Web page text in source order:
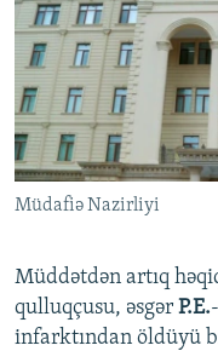
Müdafiə Nazirliyi
Müddətdən artıq
qulluqçusu, əsgər P.E.
infarktından öldüyü